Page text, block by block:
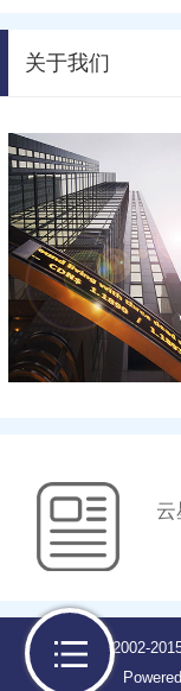
关于我们
云
Copyright © 2002-